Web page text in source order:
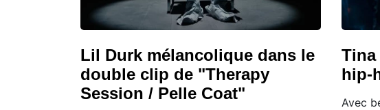
Lil Durk mélancolique dans le
double clip de "Therapy
Session / Pelle Coat"
Tina
hip-
Avec